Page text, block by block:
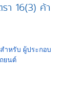
า 16(3) ค้า
ำหรับ ผู้ประกอบ
ยนต์